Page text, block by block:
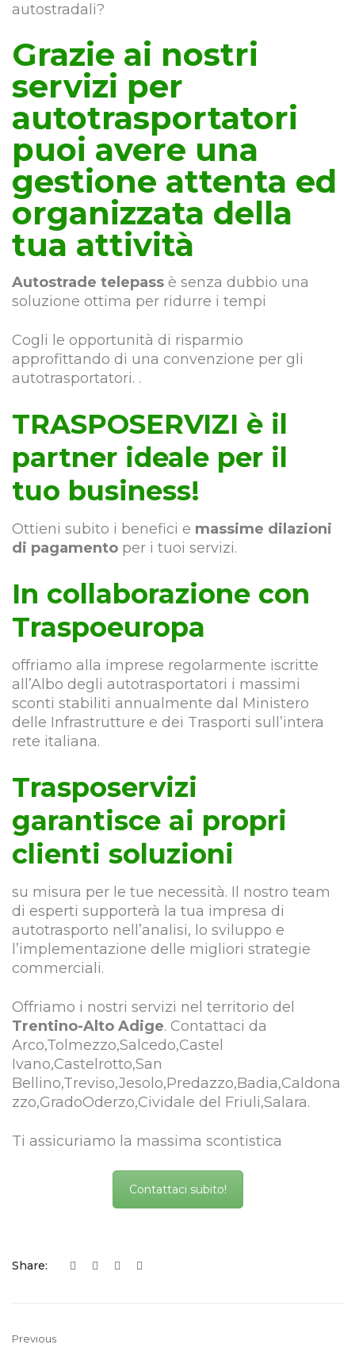
autostradali?
Grazie ai nostri
servizi per
autotrasportatori
puoi avere una
gestione attenta ed
organizzata della
tua attività
Autostrade telepass è senza dubbio una
soluzione ottima per ridurre i tempi
Cogli le opportunità di risparmio
approfittando di una convenzione per gli
autotrasportatori. .
TRASPOSERVIZI è il
partner ideale per il
tuo business!
Ottieni subito i benefici e massime dilazioni
di pagamento per i tuoi servizi.
In collaborazione con
Traspoeuropa
offriamo alla imprese regolarmente iscritte
all’Albo degli autotrasportatori i massimi
sconti stabiliti annualmente dal Ministero
delle Infrastrutture e dei Trasporti sull’intera
rete italiana.
Trasposervizi
garantisce ai propri
clienti soluzioni
su misura per le tue necessità. Il nostro team
di esperti supporterà la tua impresa di
autotrasporto nell’analisi, lo sviluppo e
l’implementazione delle migliori strategie
commerciali.
Offriamo i nostri servizi nel territorio del
Trentino-Alto Adige. Contattaci da
Arco,Tolmezzo,Salcedo,Castel
Ivano,Castelrotto,San
Bellino,Treviso,Jesolo,Predazzo,Badia,Caldona
zzo,GradoOderzo,Cividale del Friuli,Salara.
Ti assicuriamo la massima scontistica
Contattaci subito!
Share:
Previous